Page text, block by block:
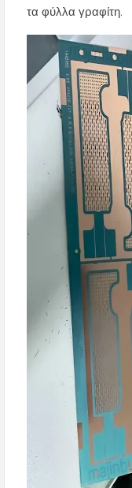
τα φύλλα γραφίτη.